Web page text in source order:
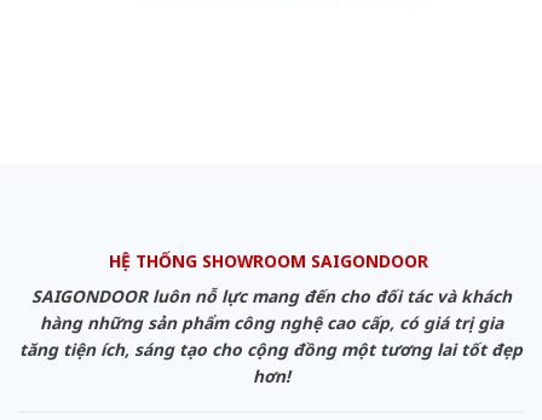
HỆ THỐNG SHOWROOM SAIGONDOOR
SAIGONDOOR luôn nỗ lực mang đến cho đối tác và khách
hàng những sản phẩm công nghệ cao cấp, có giá trị gia
tăng tiện ích, sáng tạo cho cộng đồng một tương lai tốt đẹp
hơn!